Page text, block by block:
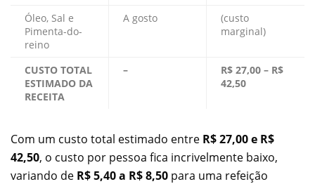
Óleo, Sal e
Pimenta-do-
reino
A gosto
(custo
marginal)
CUSTO TOTAL
ESTIMADO DA
RECEITA
–
R$ 27,00 – R$
42,50
Com um custo total estimado entre R$ 27,00 e R$
42,50, o custo por pessoa fica incrivelmente baixo,
variando de R$ 5,40 a R$ 8,50 para uma refeição